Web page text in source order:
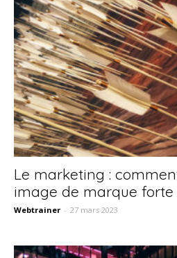
Le marketing :
image de marque forte
Webtrainer - 27 mars 2023